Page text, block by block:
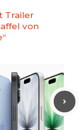
Trailer
von